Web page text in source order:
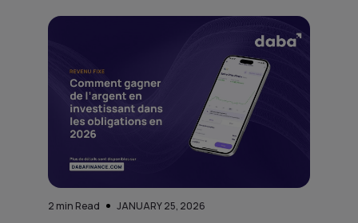
2 min Read JANUARY 25, 2026